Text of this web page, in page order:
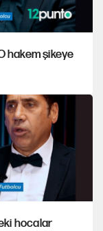
hakem şikeye
hocalar